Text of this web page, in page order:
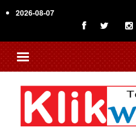
to
content
2026-08-07